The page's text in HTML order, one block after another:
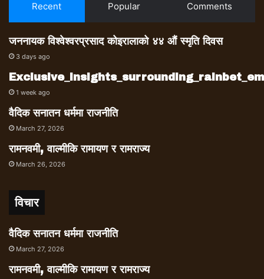
Recent Popular Comments
जननायक विश्वेश्वरप्रसाद कोइरालाको ४४ औं स्मृति दिवस
3 days ago
1 week ago
वैदिक सनातन धर्ममा राजनीति
March 27, 2026
रामनवमी, वाल्मीकि रामायण र रामराज्य
March 26, 2026
विचार
वैदिक सनातन धर्ममा राजनीति
March 27, 2026
रामनवमी, वाल्मीकि रामायण र रामराज्य